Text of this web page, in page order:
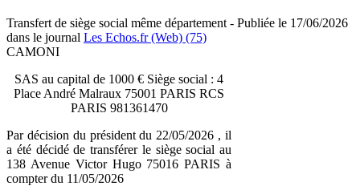
Transfert de siège social même département - Publiée le 17/06/2026
dans le journal Les Echos.fr (Web) (75)
CAMONI
SAS au capital de 1000 € Siège social : 4
Place André Malraux 75001 PARIS RCS
PARIS 981361470
Par décision du président du 22/05/2026 , il
a été décidé de transférer le siège social au
138 Avenue Victor Hugo 75016 PARIS à
compter du 11/05/2026